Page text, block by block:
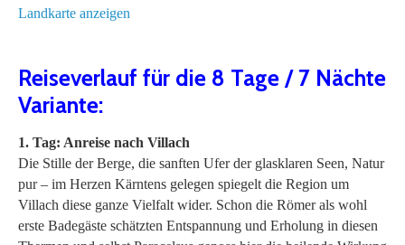
Landkarte anzeigen
Reiseverlauf für die 8 Tage / 7 Nächte
Variante:
1. Tag: Anreise nach Villach
Die Stille der Berge, die sanften Ufer der glasklaren Seen, Natur
pur – im Herzen Kärntens gelegen spiegelt die Region um
Villach diese ganze Vielfalt wider. Schon die Römer als wohl
erste Badegäste schätzten Entspannung und Erholung in diesen